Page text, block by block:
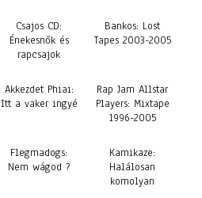
Csajos CD:
Énekesnők és
rapcsajok
Bankos: Lost
Tapes 2003-2005
Akkezdet Phiai:
Itt a vaker ingyé
Rap Jam Allstar
Players: Mixtape
1996-2005
Flegmadogs:
Nem wágod ?
Kamikaze:
Halálosan
komolyan